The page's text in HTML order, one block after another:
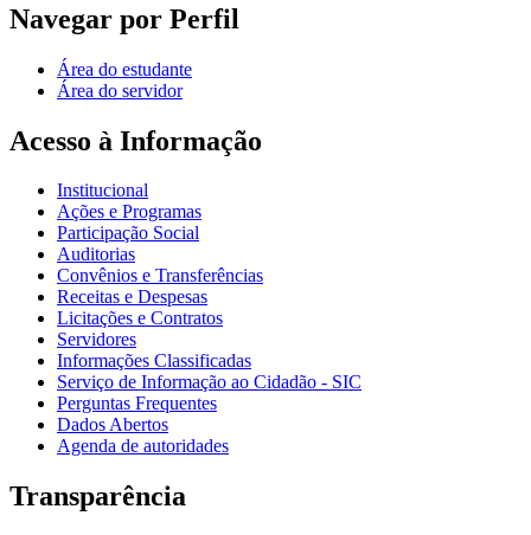
Navegar por Perfil
Área do estudante
Área do servidor
Acesso à Informação
Institucional
Ações e Programas
Participação Social
Auditorias
Convênios e Transferências
Receitas e Despesas
Licitações e Contratos
Servidores
Informações Classificadas
Serviço de Informação ao Cidadão - SIC
Perguntas Frequentes
Dados Abertos
Agenda de autoridades
Transparência